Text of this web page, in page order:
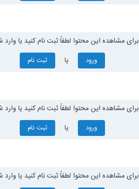
برای مشاهده این محتوا لطفاً ثبت نام کنید یا وارد
ورود یا ثبت نام
برای مشاهده این محتوا لطفاً ثبت نام کنید یا وارد
ورود یا ثبت نام
برای مشاهده این محتوا لطفاً ثبت نام کنید یا وارد